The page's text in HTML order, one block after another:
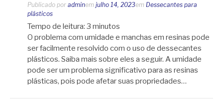
Publicado por adminem julho 14, 2023em Dessecantes para
plásticos
Tempo de leitura: 3 minutos
O problema com umidade e manchas em resinas pode
ser facilmente resolvido com o uso de dessecantes
plásticos. Saiba mais sobre eles a seguir. A umidade
pode ser um problema significativo para as resinas
plásticas, pois pode afetar suas propriedades…